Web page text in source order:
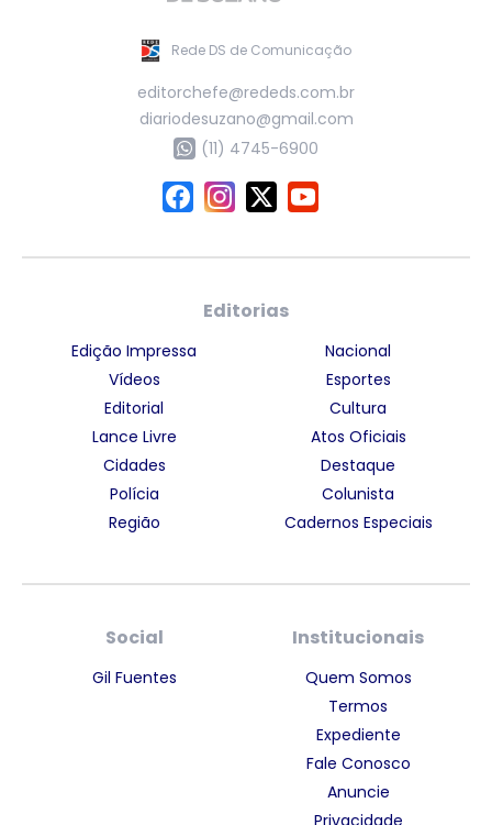
Rede DS de Comunicação
editorchefe@rededs.com.br
diariodesuzano@gmail.com
(11) 4745-6900
Editorias
Edição Impressa
Vídeos
Editorial
Lance Livre
Cidades
Polícia
Região
Nacional
Esportes
Cultura
Atos Oficiais
Destaque
Colunista
Cadernos Especiais
Social
Gil Fuentes
Institucionais
Quem Somos
Termos
Expediente
Fale Conosco
Anuncie
Privacidade